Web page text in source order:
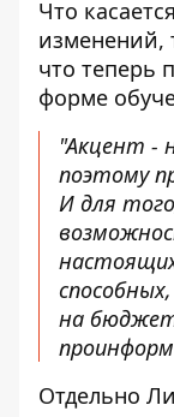
Что
изменений,
что теперь
форме
"Акцент -
поэтому
И для
на
Отдельно